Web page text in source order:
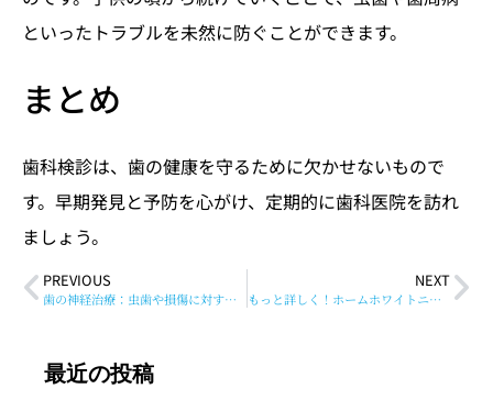
といったトラブルを未然に防ぐことができます。
まとめ
歯科検診は、歯の健康を守るために欠かせないもので
す。早期発見と予防を心がけ、定期的に歯科医院を訪れ
ましょう。
PREVIOUS
歯の神経治療：虫歯や損傷に対する救世主
NEXT
もっと詳しく！ホームホワイトニング編
最近の投稿